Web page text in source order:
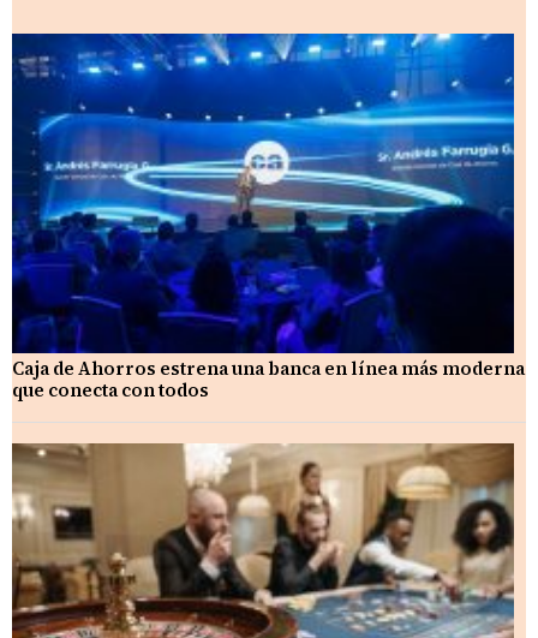
Caja de Ahorros estrena una banca en línea más moderna
que conecta con todos